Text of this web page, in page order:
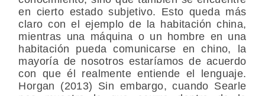
en cierto estado subjetivo. Esto queda más
claro con el ejemplo de la habitación china,
mientras una máquina o un hombre en una
habitación pueda comunicarse en chino, la
mayoría de nosotros estaríamos de acuerdo
con que él realmente entiende el lenguaje.
Horgan (2013) Sin embargo, cuando Searle